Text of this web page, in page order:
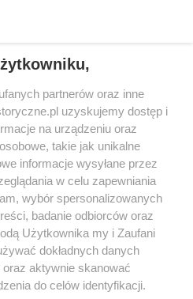
dzięki temu możesz wybierać spośród
przez czytelników.
partnerów oraz inne
uzyskujemy dostęp i
na urządzeniu oraz
takie jak unikalne
informacje wysyłane przez
w celu zapewniania
wybór spersonalizowanych
badanie odbiorców oraz
Użytkownika my i Zaufani
dokładnych danych
aktywnie skanować
do celów identyfikacji.